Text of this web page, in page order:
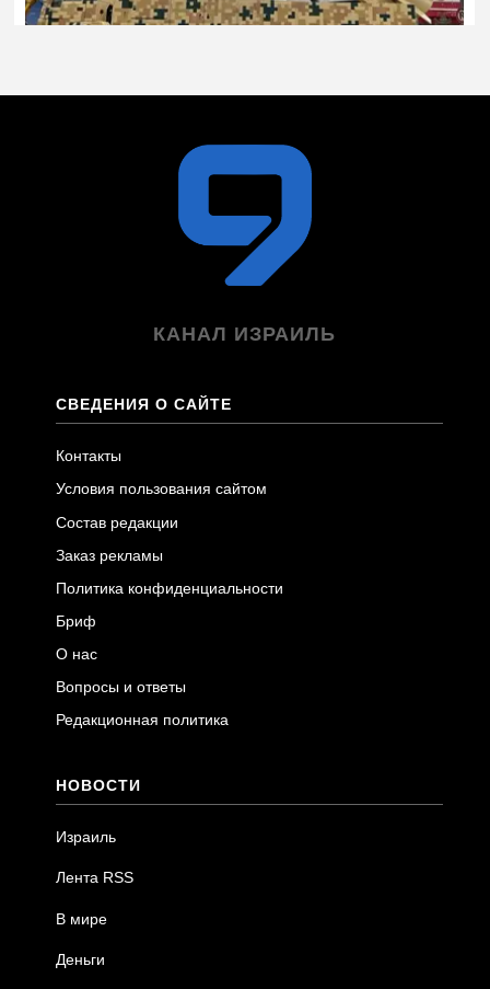
КАНАЛ ИЗРАИЛЬ
СВЕДЕНИЯ О САЙТЕ
Контакты
Условия пользования сайтом
Состав редакции
Заказ рекламы
Политика конфиденциальности
Бриф
О нас
Вопросы и ответы
Редакционная политика
НОВОСТИ
Израиль
Лента RSS
В мире
Деньги